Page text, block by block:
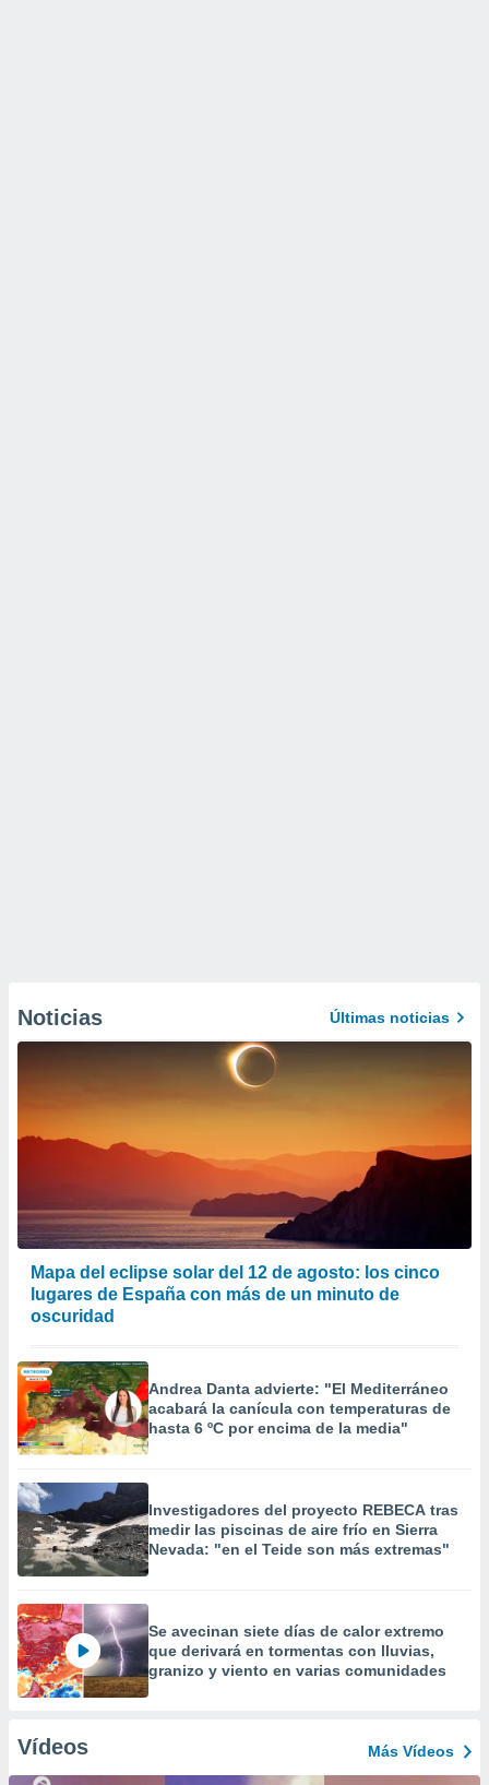
Noticias Últimas noticias
Mapa del eclipse solar del 12 de agosto: los cinco
lugares de España con más de un minuto de
oscuridad
Andrea Danta advierte: "El Mediterráneo
acabará la canícula con temperaturas de
hasta 6 ºC por encima de la media"
Investigadores del proyecto REBECA tras
medir las piscinas de aire frío en Sierra
Nevada: "en el Teide son más extremas"
Se avecinan siete días de calor extremo
que derivará en tormentas con lluvias,
granizo y viento en varias comunidades
Vídeos Más Vídeos